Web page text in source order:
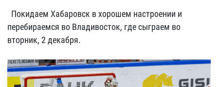
Покидаем Хабаровск в хорошем настроении и
перебираемся во Владивосток, где сыграем во
вторник, 2 декабря.